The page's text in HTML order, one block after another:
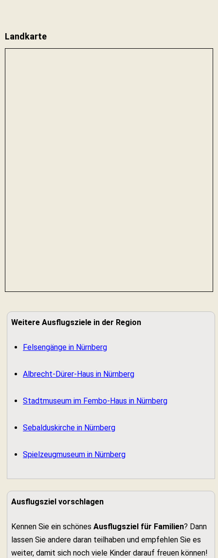
Landkarte
Weitere Ausflugsziele in der Region
Felsengänge in Nürnberg
Albrecht-Dürer-Haus in Nürnberg
Stadtmuseum im Fembo-Haus in Nürnberg
Sebalduskirche in Nürnberg
Spielzeugmuseum in Nürnberg
Ausflugsziel vorschlagen
Kennen Sie ein schönes Ausflugsziel für Familien? Dann
lassen Sie andere daran teilhaben und empfehlen Sie es
weiter, damit sich noch viele Kinder darauf freuen können!